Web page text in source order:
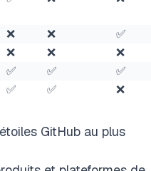
❌ ❌
✅
❌ ❌
❌
✅ ✅
✅
✅ ✅ ❌
GitHub au plus